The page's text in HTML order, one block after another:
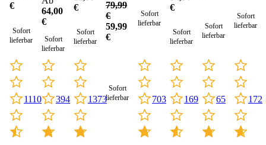
€
Sofort
lieferbar
1110
64,00
€
Sofort
lieferbar
394
€
Sofort
lieferbar
1373
(Sale)
79,99
€
59,99
€
Sofort
lieferbar
Sofort
lieferbar
703
€
Sofort
lieferbar
169
Sofort
lieferbar
65
Sofort
lieferbar
172